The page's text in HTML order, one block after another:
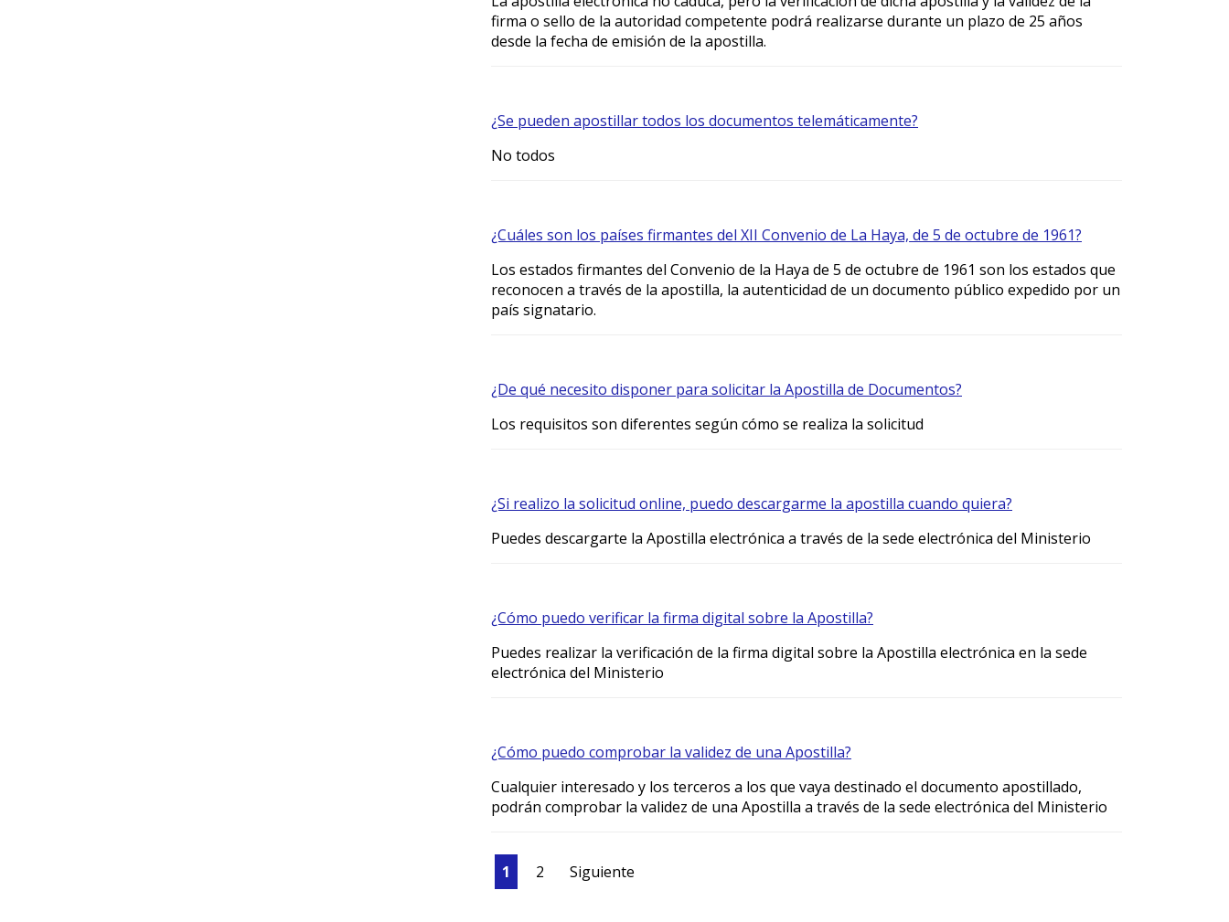
firma o sello de la autoridad competente podrá realizarse durante un plazo de 25 años
desde la fecha de emisión de la apostilla.
¿Se pueden apostillar todos los documentos telemáticamente?
No todos
¿Cuáles son los países firmantes del XII Convenio de La Haya, de 5 de octubre de 1961?
Los estados firmantes del Convenio de la Haya de 5 de octubre de 1961 son los estados que
reconocen a través de la apostilla, la autenticidad de un documento público expedido por un
país signatario.
¿De qué necesito disponer para solicitar la Apostilla de Documentos?
Los requisitos son diferentes según cómo se realiza la solicitud
¿Si realizo la solicitud online, puedo descargarme la apostilla cuando quiera?
Puedes descargarte la Apostilla electrónica a través de la sede electrónica del Ministerio
¿Cómo puedo verificar la firma digital sobre la Apostilla?
Puedes realizar la verificación de la firma digital sobre la Apostilla electrónica en la sede
electrónica del Ministerio
¿Cómo puedo comprobar la validez de una Apostilla?
Cualquier interesado y los terceros a los que vaya destinado el documento apostillado,
podrán comprobar la validez de una Apostilla a través de la sede electrónica del Ministerio
1 2 Siguiente